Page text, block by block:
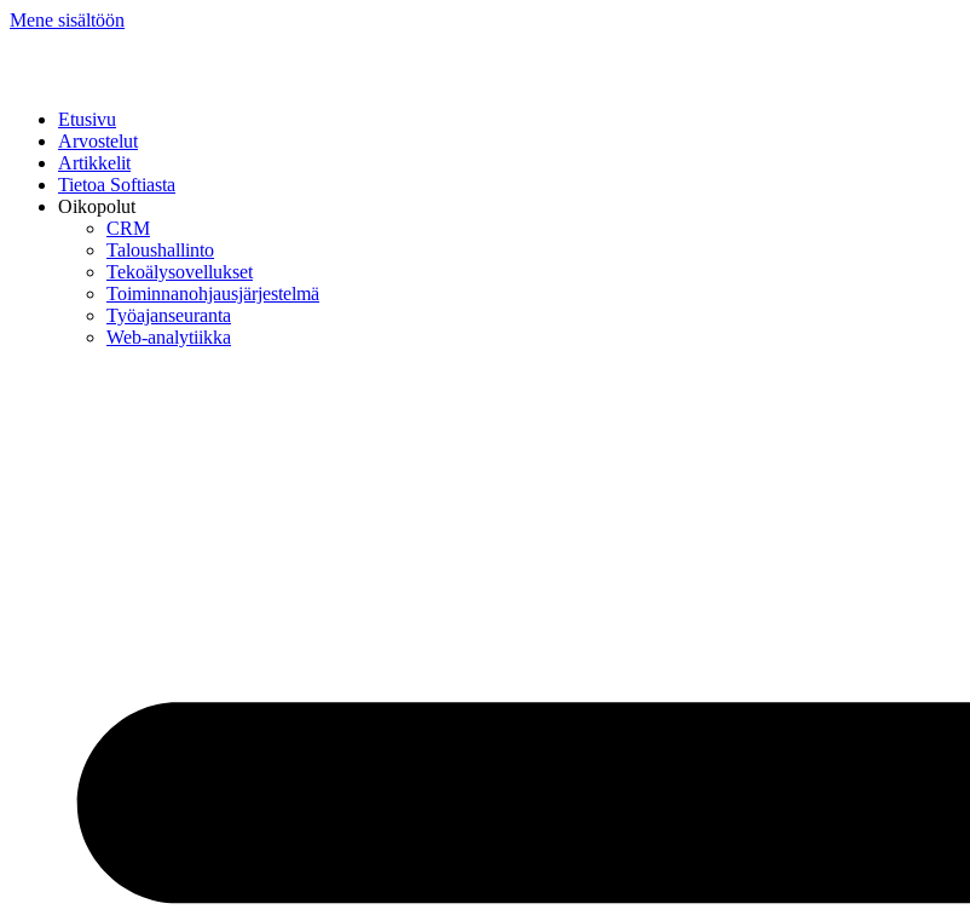
Mene sisältöön
Etusivu
Arvostelut
Artikkelit
Tietoa Softiasta
Oikopolut
CRM
Taloushallinto
Tekoälysovellukset
Toiminnan­ohjausjärjestelmä
Työajanseuranta
Web-analytiikka